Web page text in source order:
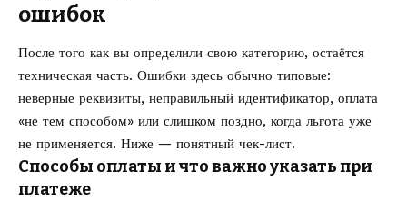
ошибок
После того как вы определили свою категорию, остаётся
техническая часть. Ошибки здесь обычно типовые:
неверные реквизиты, неправильный идентификатор, оплата
«не тем способом» или слишком поздно, когда льгота уже
не применяется. Ниже — понятный чек-лист.
Способы оплаты и что важно указать при
платеже